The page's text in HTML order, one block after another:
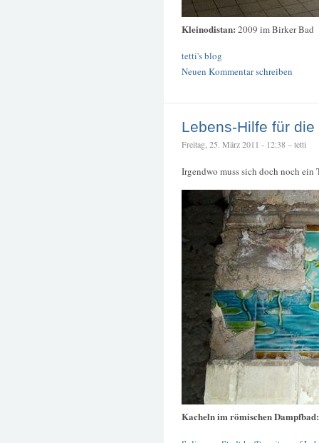
Kleinodistan: 2009 im Birker Bad
tetti's blog
Neuen Kommentar schreiben
Lebens-Hilfe für
Freitag, 25. März 2011 - 12:38 – tetti
Irgendwo muss sich doch noch ein
Kacheln im römischen